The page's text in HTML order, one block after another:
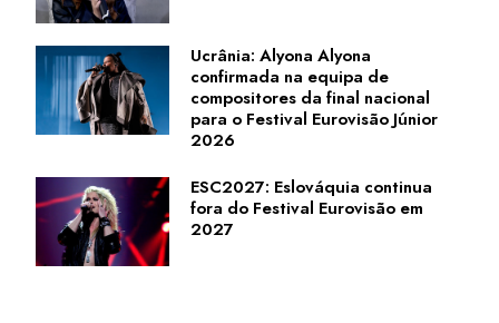
Ucrânia: Alyona Alyona
confirmada na equipa de
compositores da final nacional
para o Festival Eurovisão Júnior
2026
ESC2027: Eslováquia continua
fora do Festival Eurovisão em
2027